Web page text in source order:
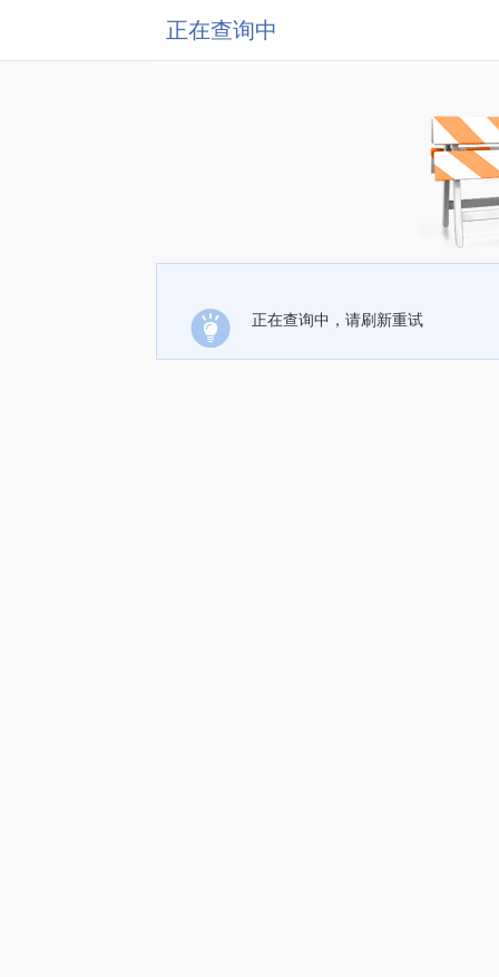
正在查询中
正在查询中，请刷新重试